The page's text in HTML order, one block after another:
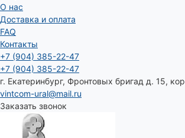
О нас
Доставка и оплата
FAQ
Контакты
+7 (904) 385-22-47
+7 (904) 385-22-47
г. Екатеринбург, Фронтовых бригад д. 15,
vintcom-ural@mail.ru
Заказать звонок